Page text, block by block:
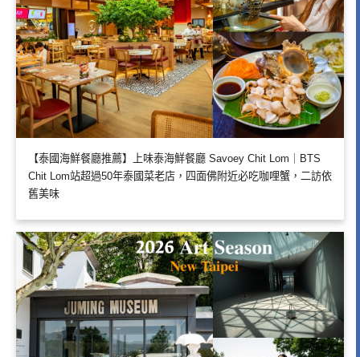
【泰國海鮮餐廳推薦】上味泰海鮮餐廳 Savoey Chit Lom｜BTS
Chit Lom站超過50年泰國菜老店，四面佛附近必吃咖哩蟹，二訪依
舊美味